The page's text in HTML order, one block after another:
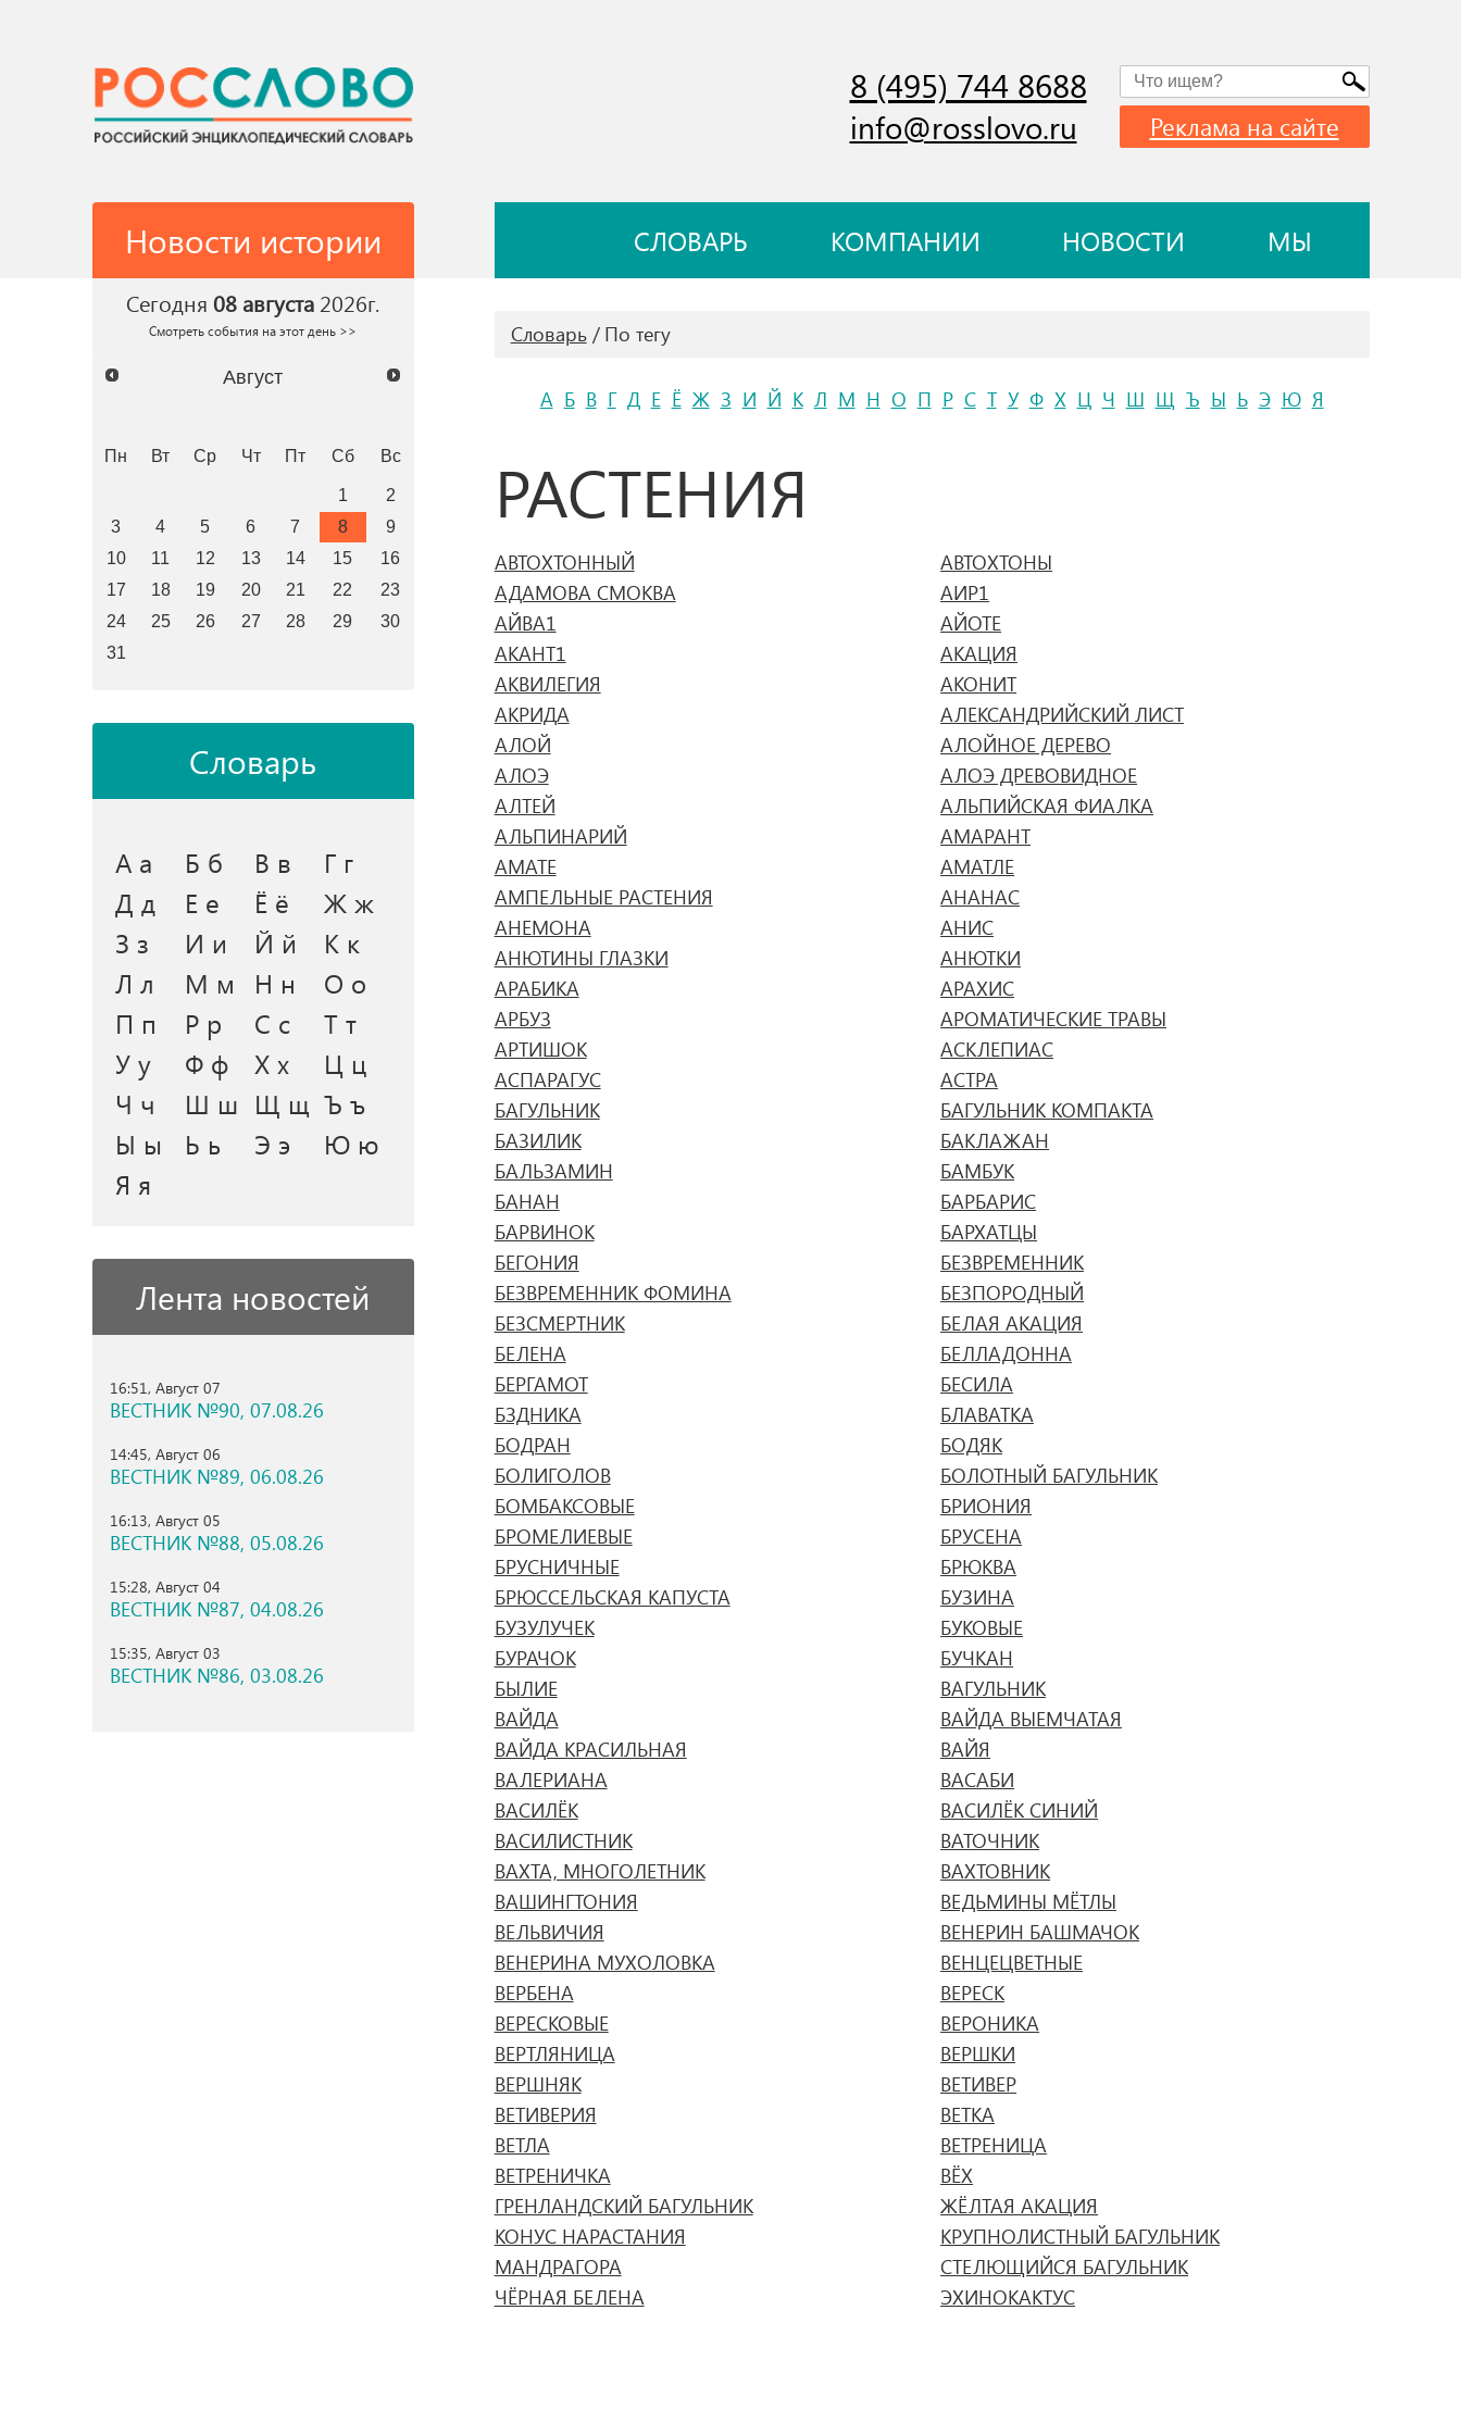
8 (495) 744 8688
info@rosslovo.ru Реклама на сайте
Новости истории СЛОВАРЬ КОМПАНИИ НОВОСТИ МЫ
Сегодня 08 августа 2026г.
Смотреть события на этот день >>
Август
Пн Вт Ср Чт Пт Сб Вс
1
2
3
4 5 6 7 8
9
10
11 12 13 14 15
16
17
18 19 20 21 22
23
24
25 26 27 28 29
30
31
Словарь
А а Б б В в
Г г
Д д
Е е Ё ё
Ж ж
З з
И и Й й
К к
Л л
М м Н н
О о
П п
Р р С с
Т т
У у
Ф ф Х х
Ц ц
Ч ч
Ш ш Щ щ Ъ ъ
Ы ы
Ь ь Э э
Ю ю
Я я
Лента новостей
16:51, Август 07
ВЕСТНИК №90, 07.08.26
14:45, Август 06
ВЕСТНИК №89, 06.08.26
16:13, Август 05
ВЕСТНИК №88, 05.08.26
15:28, Август 04
ВЕСТНИК №87, 04.08.26
15:35, Август 03
ВЕСТНИК №86, 03.08.26
Словарь По тегу
А Б В Г Д Е Ё Ж З И Й К Л М Н О П Р С Т У Ф Х Ц Ч Ш Щ Ъ Ы Ь Э Ю Я
РАСТЕНИЯ
АВТОХТОННЫЙ
АВТОХТОНЫ
АДАМОВА СМОКВА
АИР1
АЙВА1
АЙОТЕ
АКАНТ1
АКАЦИЯ
АКВИЛЕГИЯ
АКОНИТ
АКРИДА
АЛЕКСАНДРИЙСКИЙ ЛИСТ
АЛОЙ
АЛОЙНОЕ ДЕРЕВО
АЛОЭ
АЛОЭ ДРЕВОВИДНОЕ
АЛТЕЙ
АЛЬПИЙСКАЯ ФИАЛКА
АЛЬПИНАРИЙ
АМАРАНТ
АМАТЕ
АМАТЛЕ
АМПЕЛЬНЫЕ РАСТЕНИЯ
АНАНАС
АНЕМОНА
АНИС
АНЮТИНЫ ГЛАЗКИ
АНЮТКИ
АРАБИКА
АРАХИС
АРБУЗ
АРОМАТИЧЕСКИЕ ТРАВЫ
АРТИШОК
АСКЛЕПИАС
АСПАРАГУС
АСТРА
БАГУЛЬНИК
БАГУЛЬНИК КОМПАКТА
БАЗИЛИК
БАКЛАЖАН
БАЛЬЗАМИН
БАМБУК
БАНАН
БАРБАРИС
БАРВИНОК
БАРХАТЦЫ
БЕГОНИЯ
БЕЗВРЕМЕННИК
БЕЗВРЕМЕННИК ФОМИНА
БЕЗПОРОДНЫЙ
БЕЗСМЕРТНИК
БЕЛАЯ АКАЦИЯ
БЕЛЕНА
БЕЛЛАДОННА
БЕРГАМОТ
БЕСИЛА
БЗДНИКА
БЛАВАТКА
БОДРАН
БОДЯК
БОЛИГОЛОВ
БОЛОТНЫЙ БАГУЛЬНИК
БОМБАКСОВЫЕ
БРИОНИЯ
БРОМЕЛИЕВЫЕ
БРУСЕНА
БРУСНИЧНЫЕ
БРЮКВА
БРЮССЕЛЬСКАЯ КАПУСТА
БУЗИНА
БУЗУЛУЧЕК
БУКОВЫЕ
БУРАЧОК
БУЧКАН
БЫЛИЕ
ВАГУЛЬНИК
ВАЙДА
ВАЙДА ВЫЕМЧАТАЯ
ВАЙДА КРАСИЛЬНАЯ
ВАЙЯ
ВАЛЕРИАНА
ВАСАБИ
ВАСИЛЁК
ВАСИЛЁК СИНИЙ
ВАСИЛИСТНИК
ВАТОЧНИК
ВАХТА, МНОГОЛЕТНИК
ВАХТОВНИК
ВАШИНГТОНИЯ
ВЕДЬМИНЫ МЁТЛЫ
ВЕЛЬВИЧИЯ
ВЕНЕРИН БАШМАЧОК
ВЕНЕРИНА МУХОЛОВКА
ВЕНЦЕЦВЕТНЫЕ
ВЕРБЕНА
ВЕРЕСК
ВЕРЕСКОВЫЕ
ВЕРОНИКА
ВЕРТЛЯНИЦА
ВЕРШКИ
ВЕРШНЯК
ВЕТИВЕР
ВЕТИВЕРИЯ
ВЕТКА
ВЕТЛА
ВЕТРЕНИЦА
ВЕТРЕНИЧКА
ВЁХ
ГРЕНЛАНДСКИЙ БАГУЛЬНИК
ЖЁЛТАЯ АКАЦИЯ
КОНУС НАРАСТАНИЯ
КРУПНОЛИСТНЫЙ БАГУЛЬНИК
МАНДРАГОРА
СТЕЛЮЩИЙСЯ БАГУЛЬНИК
ЧЁРНАЯ БЕЛЕНА
ЭХИНОКАКТУС